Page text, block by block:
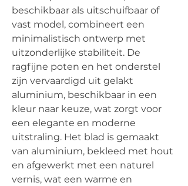
beschikbaar als uitschuifbaar of
vast model, combineert een
minimalistisch ontwerp met
uitzonderlijke stabiliteit. De
ragfijne poten en het onderstel
zijn vervaardigd uit gelakt
aluminium, beschikbaar in een
kleur naar keuze, wat zorgt voor
een elegante en moderne
uitstraling. Het blad is gemaakt
van aluminium, bekleed met hout
en afgewerkt met een naturel
vernis, wat een warme en